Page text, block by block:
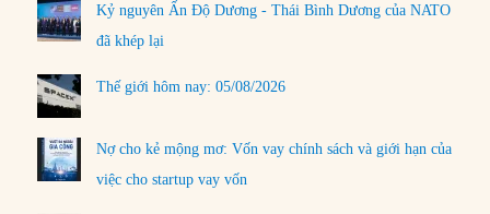
Kỷ nguyên Ấn Độ Dương - Thái Bình Dương của NATO
đã khép lại
Thế giới hôm nay: 05/08/2026
Nợ cho kẻ mộng mơ: Vốn vay chính sách và giới hạn của
việc cho startup vay vốn